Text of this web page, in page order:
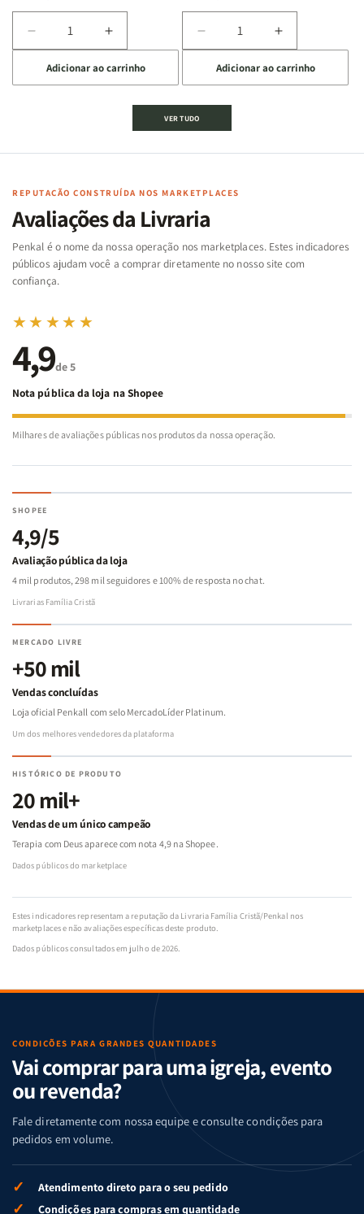
Diminuir
a
quantidade
de
Cartas
Famílias
Bíblia
-
Penkal
Aumentar
a
quantidade
de
Jogo
Cartas
Famílias
da
Bíblia
-
Penkal
Adicionar ao carrinho
Diminuir
a
quantidade
de
Jogo
|
de
Aumentar
a
quantidade
de
|
Adicionar ao carrinho
VER TUDO
REPUTAÇÃO CONSTRUÍDA NOS MARKETPLACES
Avaliações da Livraria
Penkal é o nome da nossa operação nos marketplaces. Estes indicadores
públicos ajudam você a comprar diretamente no nosso site com
confiança.
★★★★★
4,9de 5
Nota pública da loja na Shopee
Milhares de avaliações públicas nos produtos da nossa operação.
SHOPEE
4,9/5
Avaliação pública da loja
4 mil produtos, 298 mil seguidores e 100% de resposta no chat.
Livrarias Família Cristã
MERCADO LIVRE
+50 mil
Vendas concluídas
Loja oficial Penkall com selo MercadoLíder Platinum.
Um dos melhores vendedores da plataforma
HISTÓRICO DE PRODUTO
20 mil+
Vendas de um único campeão
Terapia com Deus aparece com nota 4,9 na Shopee.
Dados públicos do marketplace
Estes indicadores representam a reputação da Livraria Família Cristã/Penkal nos
marketplaces e não avaliações específicas deste produto.
Dados públicos consultados em julho de 2026.
CONDIÇÕES PARA GRANDES QUANTIDADES
Vai comprar para uma igreja, evento
ou revenda?
Fale diretamente com nossa equipe e consulte condições para
pedidos em volume.
✓ Atendimento direto para o seu pedido
✓ Condições para compras em quantidade